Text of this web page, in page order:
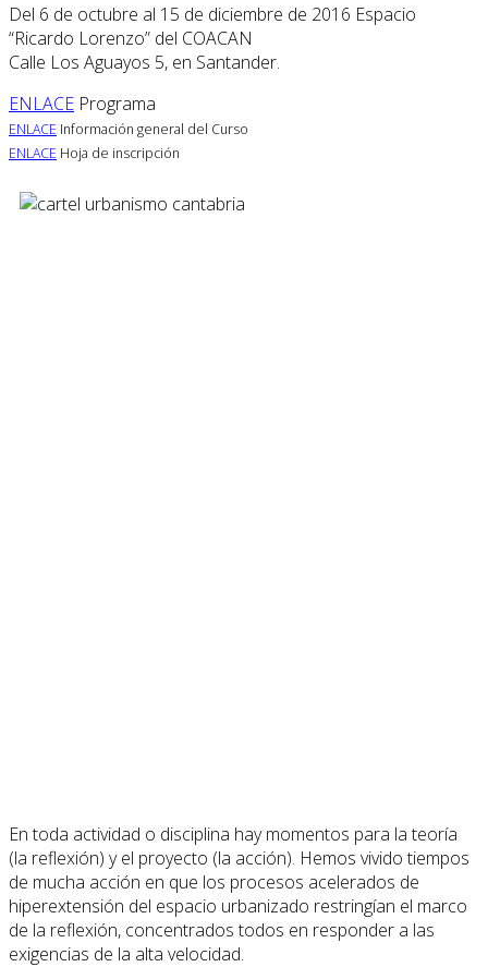
Del 6 de octubre al 15 de diciembre de 2016 Espacio
“Ricardo Lorenzo” del COACAN
Calle Los Aguayos 5, en Santander.
ENLACE Programa
ENLACE Información general del Curso
ENLACE Hoja de inscripción
En toda actividad o disciplina hay momentos para la teoría
(la reflexión) y el proyecto (la acción). Hemos vivido tiempos
de mucha acción en que los procesos acelerados de
hiperextensión del espacio urbanizado restringían el marco
de la reflexión, concentrados todos en responder a las
exigencias de la alta velocidad.